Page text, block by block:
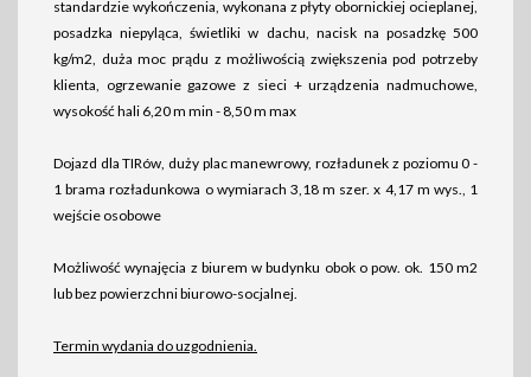
standardzie wykończenia, wykonana z płyty obornickiej ocieplanej,
posadzka niepyląca, świetliki w dachu, nacisk na posadzkę 500
kg/m2, duża moc prądu z możliwością zwiększenia pod potrzeby
klienta, ogrzewanie gazowe z sieci + urządzenia nadmuchowe,
wysokość hali 6,20 m min - 8,50 m max
Dojazd dla TIRów, duży plac manewrowy, rozładunek z poziomu 0 -
1 brama rozładunkowa o wymiarach 3,18 m szer. x 4,17 m wys., 1
wejście osobowe
Możliwość wynajęcia z biurem w budynku obok o pow. ok. 150 m2
lub bez powierzchni biurowo-socjalnej.
Termin wydania do uzgodnienia.